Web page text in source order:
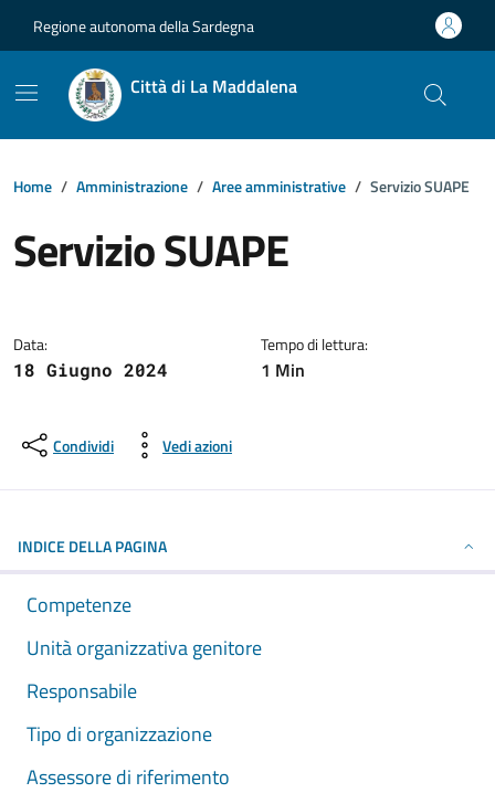
Regione autonoma della Sardegna
Città di La Maddalena
Home Amministrazione Aree amministrative Servizio SUAPE
Servizio SUAPE
Data:
18 Giugno 2024
Tempo di lettura:
1 Min
Condividi Vedi azioni
INDICE DELLA PAGINA
Competenze
Unità organizzativa genitore
Responsabile
Tipo di organizzazione
Assessore di riferimento